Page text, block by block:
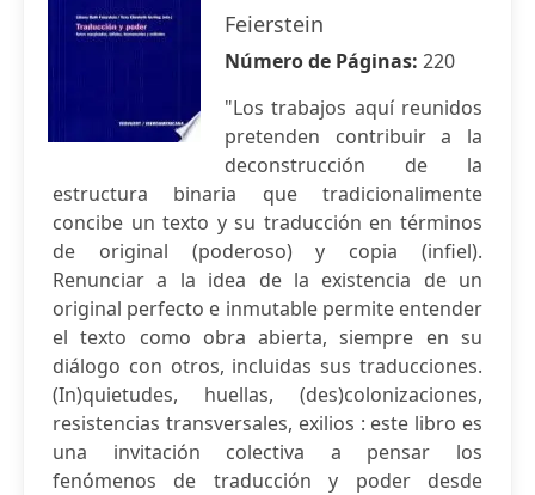
Feierstein
Número de Páginas: 220
"Los trabajos aquí reunidos
pretenden contribuir a la
deconstrucción de la
estructura binaria que tradicionalimente
concibe un texto y su traducción en términos
de original (poderoso) y copia (infiel).
Renunciar a la idea de la existencia de un
original perfecto e inmutable permite entender
el texto como obra abierta, siempre en su
diálogo con otros, incluidas sus traducciones.
(In)quietudes, huellas, (des)colonizaciones,
resistencias transversales, exilios : este libro es
una invitación colectiva a pensar los
fenómenos de traducción y poder desde